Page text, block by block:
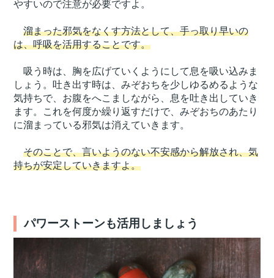
やすいので注意が必要ですよ。
溜まった邪気をなくす方法として、手っ取り早いの
は、呼吸を活用することです。
吸う時は、胸を広げていくようにして息を吸い込みま
しょう。吐き出す時は、みぞおちを少しゆるめるような
気持ちで、お腹をへこましながら、息を吐き出していき
ます。これを何度か繰り返すだけで、みぞおちのあたり
に溜まっている邪気は消えていきます。
そのことで、言いようのない不安感から解放され、気
持ちが安定していきますよ。
パワーストーンも活用しましょう